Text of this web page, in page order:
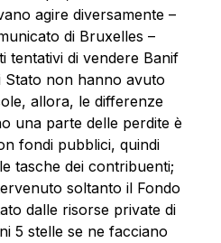
agire diversamente –
di Bruxelles –
tentativi di vendere Banif
Stato non hanno avuto
allora, le differenze
una parte delle perdite è
fondi pubblici, quindi
tasche dei contribuenti;
soltanto il Fondo
dalle risorse private di
5 stelle se ne facciano